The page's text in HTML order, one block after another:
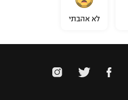
לא אהבתי